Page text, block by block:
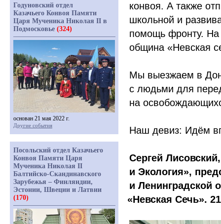
конвоя. А также
школьной и
помощь фронту. На
община «Невская
Мы выезжаем в
с людьми для
на
Наш девиз: Идём
Сергей
и Экология»,
и Ленинградской
«Невская Сечь».
Годуновский отдел
Казачьего Конвоя Памяти
Царя Мученика Николая II в
Подмосковье (324)
основан 21 мая 2022 г.
Другие события
Посольский отдел Казачьего
Конвоя Памяти Царя
Мученика Николая II
Балтийско-Скандинавского
Зарубежья – Финляндии,
Эстонии, Швеции и Латвии
(170)